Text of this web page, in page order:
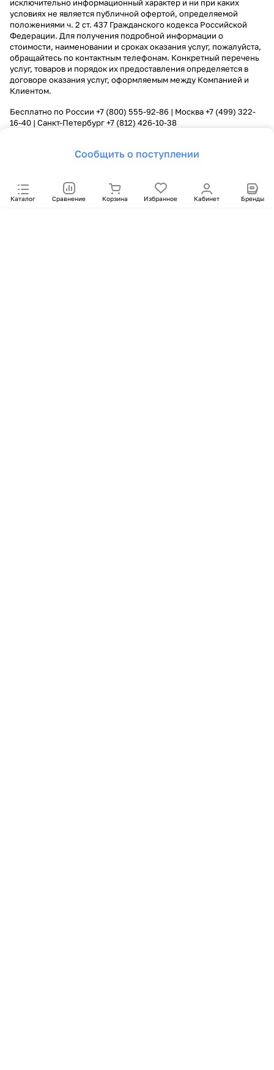
Сообщить о поступлении
Каталог Сравнение Корзина Избранное Кабинет Бренды
исключительно информационный характер и ни при каких
условиях не является публичной офертой, определяемой
положениями ч. 2 ст. 437 Гражданского кодекса Российской
Федерации. Для получения подробной информации о
стоимости, наименовании и сроках оказания услуг, пожалуйста,
обращайтесь по контактным телефонам. Конкретный перечень
услуг, товаров и порядок их предоставления определяется в
договоре оказания услуг, оформляемым между Компанией и
Клиентом.
Бесплатно по России +7 (800) 555-92-86 | Москва+7 (499) 322-
16-40 | Санкт-Петербург+7 (812) 426-10-38